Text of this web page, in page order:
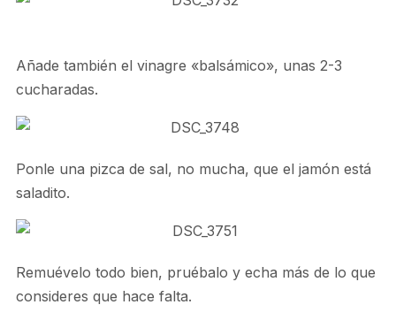
Añade también el vinagre «balsámico», unas 2-3
cucharadas.
Ponle una pizca de sal, no mucha, que el jamón está
saladito.
Remuévelo todo bien, pruébalo y echa más de lo que
consideres que hace falta.